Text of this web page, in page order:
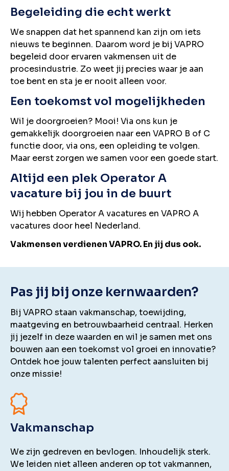
Begeleiding die echt werkt
We snappen dat het spannend kan zijn om iets
nieuws te beginnen. Daarom word je bij VAPRO
begeleid door ervaren vakmensen uit de
procesindustrie. Zo weet jij precies waar je aan
toe bent en sta je er nooit alleen voor.
Een toekomst vol mogelijkheden
Wil je doorgroeien? Mooi! Via ons kun je
gemakkelijk doorgroeien naar een VAPRO B of C
functie door, via ons, een opleiding te volgen.
Maar eerst zorgen we samen voor een goede start.
Altijd een plek Operator A
vacature bij jou in de buurt
Wij hebben Operator A vacatures en VAPRO A
vacatures door heel Nederland.
Vakmensen verdienen VAPRO. En jij dus ook.
Pas jij bij onze kernwaarden?
Bij VAPRO staan vakmanschap, toewijding,
maatgeving en betrouwbaarheid centraal. Herken
jij jezelf in deze waarden en wil je samen met ons
bouwen aan een toekomst vol groei en innovatie?
Ontdek hoe jouw talenten perfect aansluiten bij
onze missie!
Vakmanschap
We zijn gedreven en bevlogen. Inhoudelijk sterk.
We leiden niet alleen anderen op tot vakmannen,